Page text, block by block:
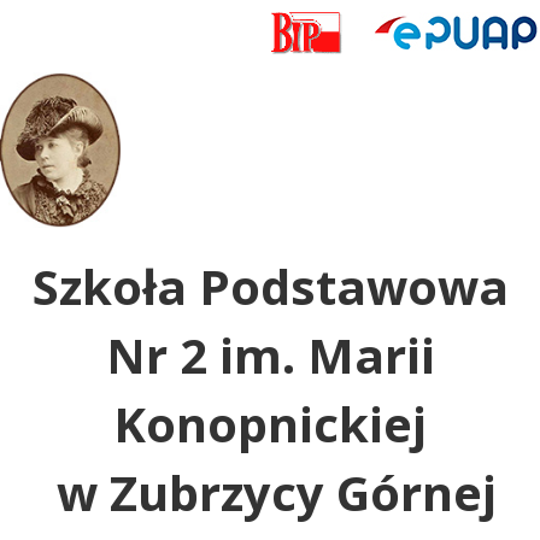
zawiera
system
dostępności.
Szkoła Podstawowa
Nr 2 im. Marii
Konopnickiej
w Zubrzycy Górnej